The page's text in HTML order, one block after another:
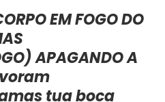
EM FOGO DO
APAGANDO A
tua boca